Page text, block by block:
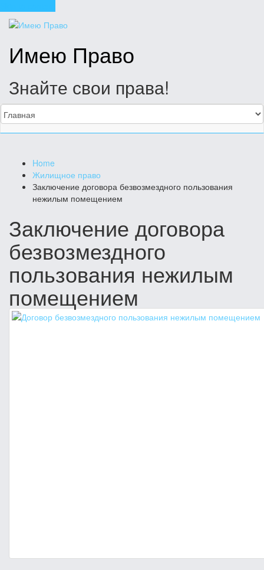
Имею Право
Знайте свои права!
Home
Жилищное право
Заключение договора безвозмездного пользования
нежилым помещением
Заключение договора
безвозмездного
пользования нежилым
помещением